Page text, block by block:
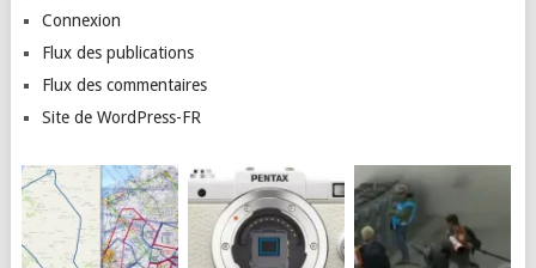
Connexion
Flux des publications
Flux des commentaires
Site de WordPress-FR